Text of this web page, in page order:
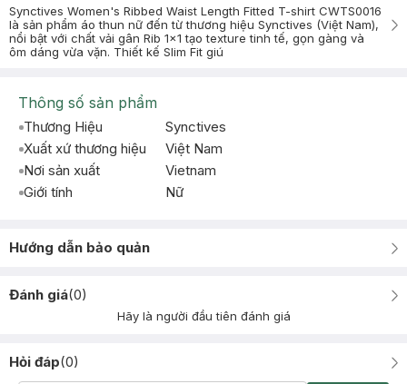
Synctives Women's Ribbed Waist Length Fitted T-shirt CWTS0016
là sản phẩm áo thun nữ đến từ thương hiệu Synctives (Việt Nam),
nổi bật với chất vải gân Rib 1x1 tạo texture tinh tế, gọn gàng và
ôm dáng vừa vặn. Thiết kế Slim Fit giú
Thông số sản phẩm
Thương Hiệu
Synctives
Xuất xứ thương hiệu
Việt Nam
Nơi sản xuất
Vietnam
Giới tính
Nữ
Hướng dẫn bảo quản
Đánh giá(0)
Hãy là người đầu tiên đánh giá
Hỏi đáp(0)